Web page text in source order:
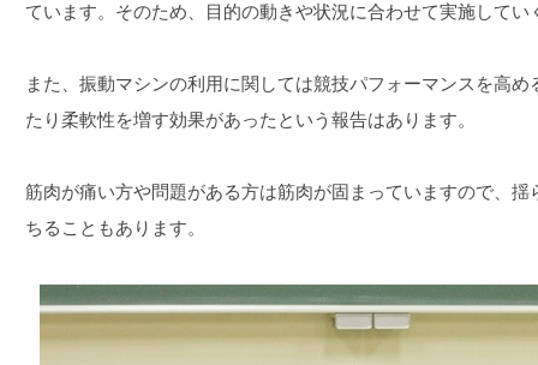
ています。そのため、目的の動きや状況に合わせて実施してい
また、振動マシンの利用に関しては競技パフォーマンスを高
たり柔軟性を増す効果があったという報告はあります。
筋肉が痛い方や問題がある方は筋肉が固まっていますので、
ちることもあります。